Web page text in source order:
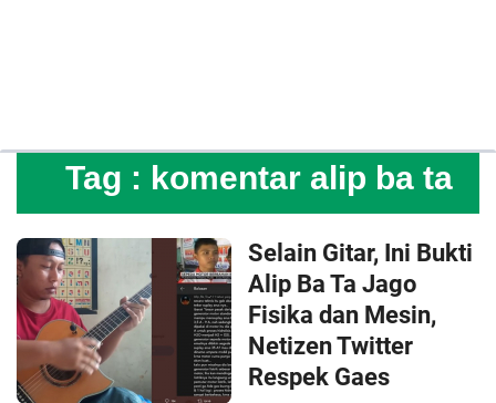
Tag : komentar alip ba ta
Selain Gitar, Ini Bukti
Alip Ba Ta Jago
Fisika dan Mesin,
Netizen Twitter
Respek Gaes